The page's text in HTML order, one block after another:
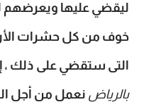
ليقضي عليها ويعرضهم
خوف من كل حشرات
التى ستقضي على ذلك ،
بالرياض نعمل من أجل